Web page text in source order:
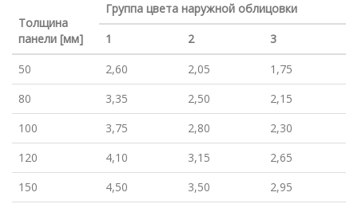
Толщина
панели [мм]
Группа цвета наружной облицовки
1
2
3
50
2,60 2,05
1,75
80
3,35 2,50
2,15
100
3,75 2,80
2,30
120
4,10 3,15
2,65
150
4,50 3,50
2,95